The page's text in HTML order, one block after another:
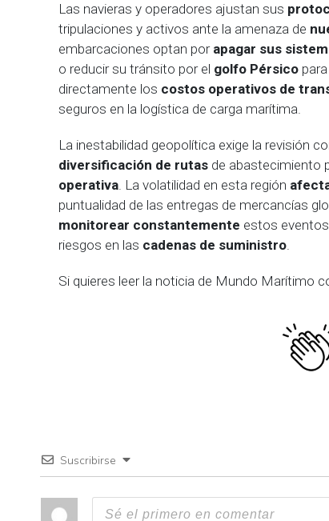
Las navieras y operadores ajustan sus
tripulaciones y activos ante la amenaza de
embarcaciones optan por apagar sus
o reducir su tránsito por el golfo Pérsico
directamente los costos operativos de
seguros en la logística de carga marítima.
La inestabilidad geopolítica exige la revisión
diversificación de rutas de abastecimiento
operativa. La volatilidad en esta región
puntualidad de las entregas de mercancías
monitorear constantemente estos
riesgos en las cadenas de suministro.
Si quieres leer la noticia de Mundo Marítimo
Suscribirse